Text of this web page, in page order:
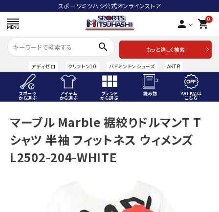
スポーツミツハシ公式オンラインストア
person 0
shopping_cart
search
もっと詳しく検索
アディゼロ クリフトン10 バドミントンシューズ AKTR
スポーツ
から選ぶ
アイテム
から選ぶ
ブランド
から選ぶ
読み物 SALE品は
こちら
ACCOUNT MENU
ようこそ ゲスト 様
meeting_room ログイン person 会員登録
マーブル Marble 裾絞りドルマンT T
シャツ 半袖 フィットネス ウィメンズ
L2502-204-WHITE